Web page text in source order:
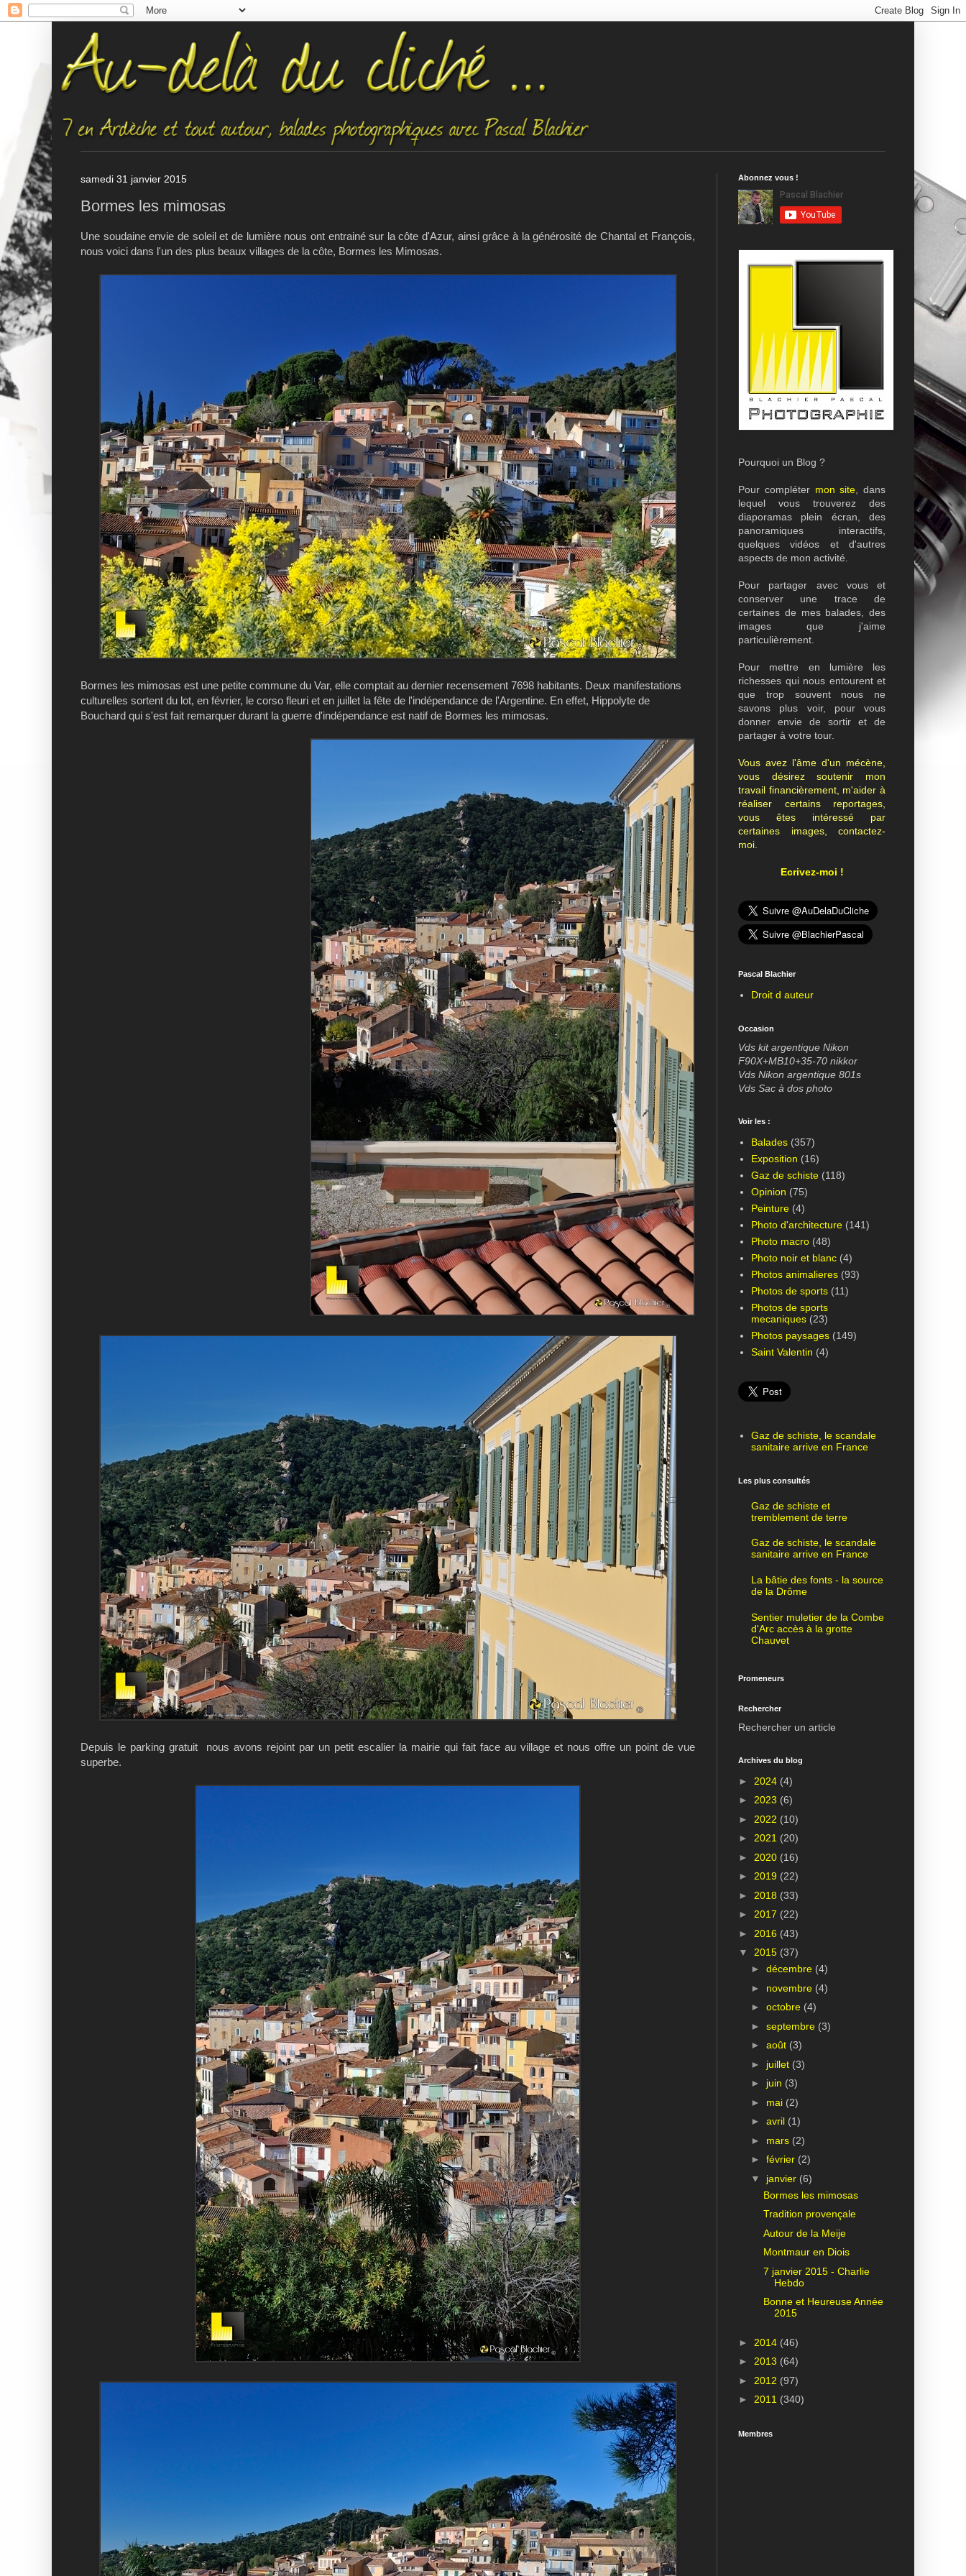
samedi 31 janvier 2015
Bormes les mimosas
Une soudaine envie de soleil et de lumière nous ont entrainé sur la côte d'Azur, ainsi grâce à la générosité de Chantal et François,
nous voici dans l'un des plus beaux villages de la côte, Bormes les Mimosas.
Bormes les mimosas est une petite commune du Var, elle comptait au dernier recensement 7698 habitants. Deux manifestations
culturelles sortent du lot, en février, le corso fleuri et en juillet la fête de l'indépendance de l'Argentine. En effet, Hippolyte de
Bouchard qui s'est fait remarquer durant la guerre d'indépendance est natif de Bormes les mimosas.
Depuis le parking gratuit nous avons rejoint par un petit escalier la mairie qui fait face au village et nous offre un point de vue
superbe.
Abonnez vous !
Pourquoi un Blog ?
Pour compléter mon site , dans
lequel vous trouverez des
diaporamas plein écran, des
panoramiques interactifs,
quelques vidéos et d'autres
aspects de mon activité.
Pour partager avec vous et
conserver une trace de
certaines de mes balades, des
images que j'aime
particulièrement.
Pour mettre en lumière les
richesses qui nous entourent et
que trop souvent nous ne
savons plus voir, pour vous
donner envie de sortir et de
partager à votre tour.
Vous avez l'âme d'un mécène,
vous désirez soutenir mon
travail financièrement, m'aider à
réaliser certains reportages,
vous êtes intéressé par
certaines images, contactez-
moi.
Ecrivez-moi !
Pascal Blachier
Droit d auteur
Occasion
Vds kit argentique Nikon
F90X+MB10+35-70 nikkor
Vds Nikon argentique 801s
Vds Sac à dos photo
Voir les :
Balades (357)
Exposition (16)
Gaz de schiste (118)
Opinion (75)
Peinture (4)
Photo d'architecture (141)
Photo macro (48)
Photo noir et blanc (4)
Photos animalieres (93)
Photos de sports (11)
Photos de sports
mecaniques (23)
Photos paysages (149)
Saint Valentin (4)
Gaz de schiste, le scandale
sanitaire arrive en France
Les plus consultés
Gaz de schiste et
tremblement de terre
Gaz de schiste, le scandale
sanitaire arrive en France
La bâtie des fonts - la source
de la Drôme
Sentier muletier de la Combe
d'Arc accès à la grotte
Chauvet
Promeneurs
Rechercher
Rechercher un article
Archives du blog
► 2024 (4)
► 2023 (6)
► 2022 (10)
► 2021 (20)
► 2020 (16)
► 2019 (22)
► 2018 (33)
► 2017 (22)
► 2016 (43)
▼ 2015 (37)
► décembre (4)
► novembre (4)
► octobre (4)
► septembre (3)
► août (3)
► juillet (3)
► juin (3)
► mai (2)
► avril (1)
► mars (2)
► février (2)
▼ janvier (6)
Bormes les mimosas
Tradition provençale
Autour de la Meije
Montmaur en Diois
7 janvier 2015 - Charlie
Hebdo
Bonne et Heureuse Année
2015
► 2014 (46)
► 2013 (64)
► 2012 (97)
► 2011 (340)
Membres